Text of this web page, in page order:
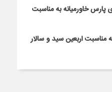
پارس خاورمیانه به مناسبت
مناسبت اربعین سید و سالار